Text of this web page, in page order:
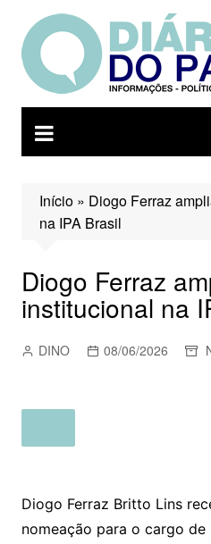
para
conteúdo
Início» Diogo Ferraz
na IPA Brasil
Diogo Ferraz
institucional na
DINO 08/06/2026
Diogo Ferraz Britto Lins
nomeação para o cargo